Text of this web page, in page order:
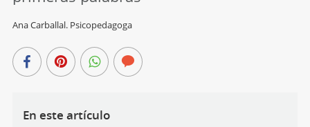
Ana Carballal. Psicopedagoga
En este artículo